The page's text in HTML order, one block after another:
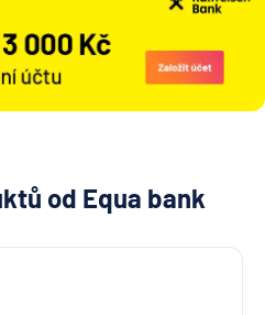
od Equa bank